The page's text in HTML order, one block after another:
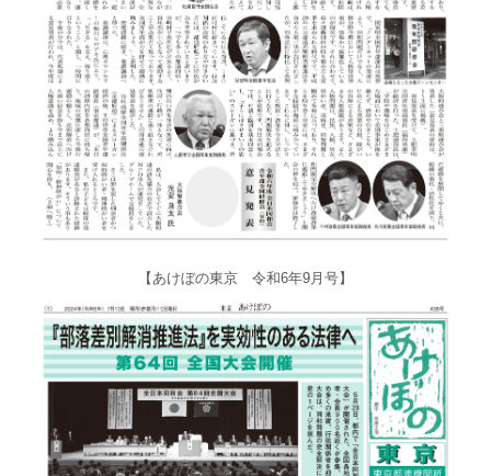
【あけぼの東京 令和6年9月号】